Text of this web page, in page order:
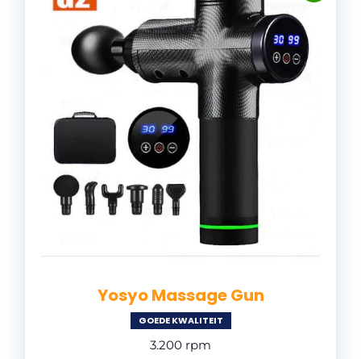
Yosyo Massage Gun
GOEDE KWALITEIT
3.200 rpm